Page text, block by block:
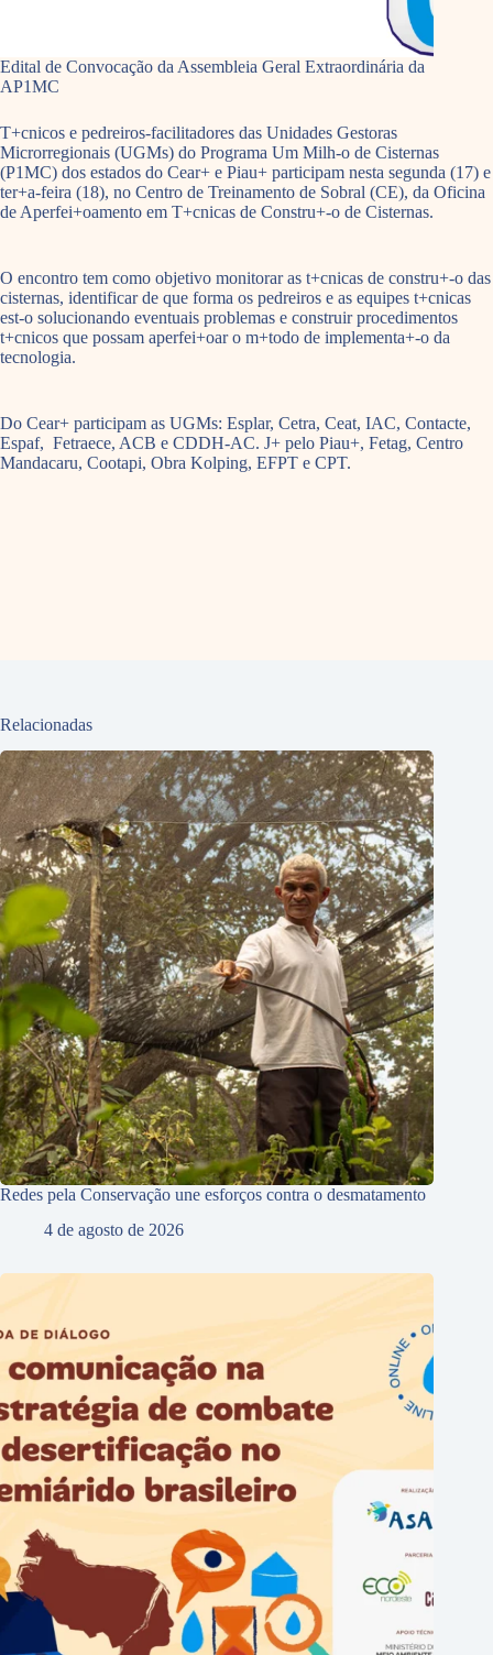
Edital de Convocação da Assembleia Geral Extraordinária da
AP1MC
T+cnicos e pedreiros-facilitadores das Unidades Gestoras
Microrregionais (UGMs) do Programa Um Milh-o de Cisternas
(P1MC) dos estados do Cear+ e Piau+ participam nesta segunda (17) e
ter+a-feira (18), no Centro de Treinamento de Sobral (CE), da Oficina
de Aperfei+oamento em T+cnicas de Constru+-o de Cisternas.
O encontro tem como objetivo monitorar as t+cnicas de constru+-o das
cisternas, identificar de que forma os pedreiros e as equipes t+cnicas
est-o solucionando eventuais problemas e construir procedimentos
t+cnicos que possam aperfei+oar o m+todo de implementa+-o da
tecnologia.
Do Cear+ participam as UGMs: Esplar, Cetra, Ceat, IAC, Contacte,
Espaf, Fetraece, ACB e CDDH-AC. J+ pelo Piau+, Fetag, Centro
Mandacaru, Cootapi, Obra Kolping, EFPT e CPT.
Relacionadas
Redes pela Conservação une esforços contra o desmatamento
4 de agosto de 2026